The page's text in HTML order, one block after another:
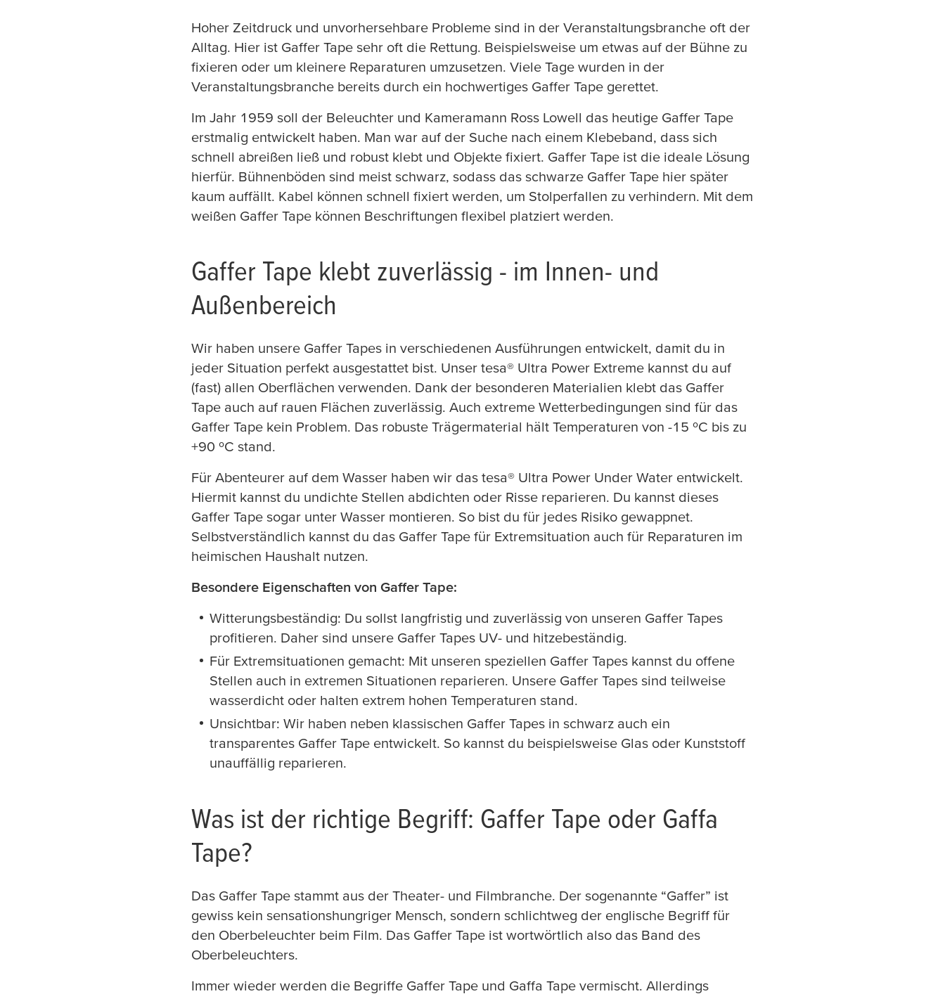
Hoher Zeitdruck und unvorhersehbare Probleme sind in der Veranstaltungsbranche oft der
Alltag. Hier ist Gaffer Tape sehr oft die Rettung. Beispielsweise um etwas auf der Bühne zu
fixieren oder um kleinere Reparaturen umzusetzen. Viele Tage wurden in der
Veranstaltungsbranche bereits durch ein hochwertiges Gaffer Tape gerettet.
Im Jahr 1959 soll der Beleuchter und Kameramann Ross Lowell das heutige Gaffer Tape
erstmalig entwickelt haben. Man war auf der Suche nach einem Klebeband, dass sich
schnell abreißen ließ und robust klebt und Objekte fixiert. Gaffer Tape ist die ideale Lösung
hierfür. Bühnenböden sind meist schwarz, sodass das schwarze Gaffer Tape hier später
kaum auffällt. Kabel können schnell fixiert werden, um Stolperfallen zu verhindern. Mit dem
weißen Gaffer Tape können Beschriftungen flexibel platziert werden.
Gaffer Tape klebt zuverlässig - im Innen- und
Außenbereich
Wir haben unsere Gaffer Tapes in verschiedenen Ausführungen entwickelt, damit du in
jeder Situation perfekt ausgestattet bist. Unser tesa® Ultra Power Extreme kannst du auf
(fast) allen Oberflächen verwenden. Dank der besonderen Materialien klebt das Gaffer
Tape auch auf rauen Flächen zuverlässig. Auch extreme Wetterbedingungen sind für das
Gaffer Tape kein Problem. Das robuste Trägermaterial hält Temperaturen von -15 ºC bis zu
+90 ºC stand.
Für Abenteurer auf dem Wasser haben wir das tesa® Ultra Power Under Water entwickelt.
Hiermit kannst du undichte Stellen abdichten oder Risse reparieren. Du kannst dieses
Gaffer Tape sogar unter Wasser montieren. So bist du für jedes Risiko gewappnet.
Selbstverständlich kannst du das Gaffer Tape für Extremsituation auch für Reparaturen im
heimischen Haushalt nutzen.
Besondere Eigenschaften von Gaffer Tape:
Witterungsbeständig: Du sollst langfristig und zuverlässig von unseren Gaffer Tapes
profitieren. Daher sind unsere Gaffer Tapes UV- und hitzebeständig.
Für Extremsituationen gemacht: Mit unseren speziellen Gaffer Tapes kannst du offene
Stellen auch in extremen Situationen reparieren. Unsere Gaffer Tapes sind teilweise
wasserdicht oder halten extrem hohen Temperaturen stand.
Unsichtbar: Wir haben neben klassischen Gaffer Tapes in schwarz auch ein
transparentes Gaffer Tape entwickelt. So kannst du beispielsweise Glas oder Kunststoff
unauffällig reparieren.
Was ist der richtige Begriff: Gaffer Tape oder Gaffa
Tape?
Das Gaffer Tape stammt aus der Theater- und Filmbranche. Der sogenannte “Gaffer” ist
gewiss kein sensationshungriger Mensch, sondern schlichtweg der englische Begriff für
den Oberbeleuchter beim Film. Das Gaffer Tape ist wortwörtlich also das Band des
Oberbeleuchters.
Immer wieder werden die Begriffe Gaffer Tape und Gaffa Tape vermischt. Allerdings